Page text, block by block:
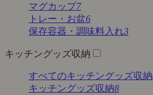
マグカップ7
トレー・お盆6
保存容器・調味料入れ3
キッチングッズ収納
すべてのキッチングッズ収納
キッチングッズ収納8